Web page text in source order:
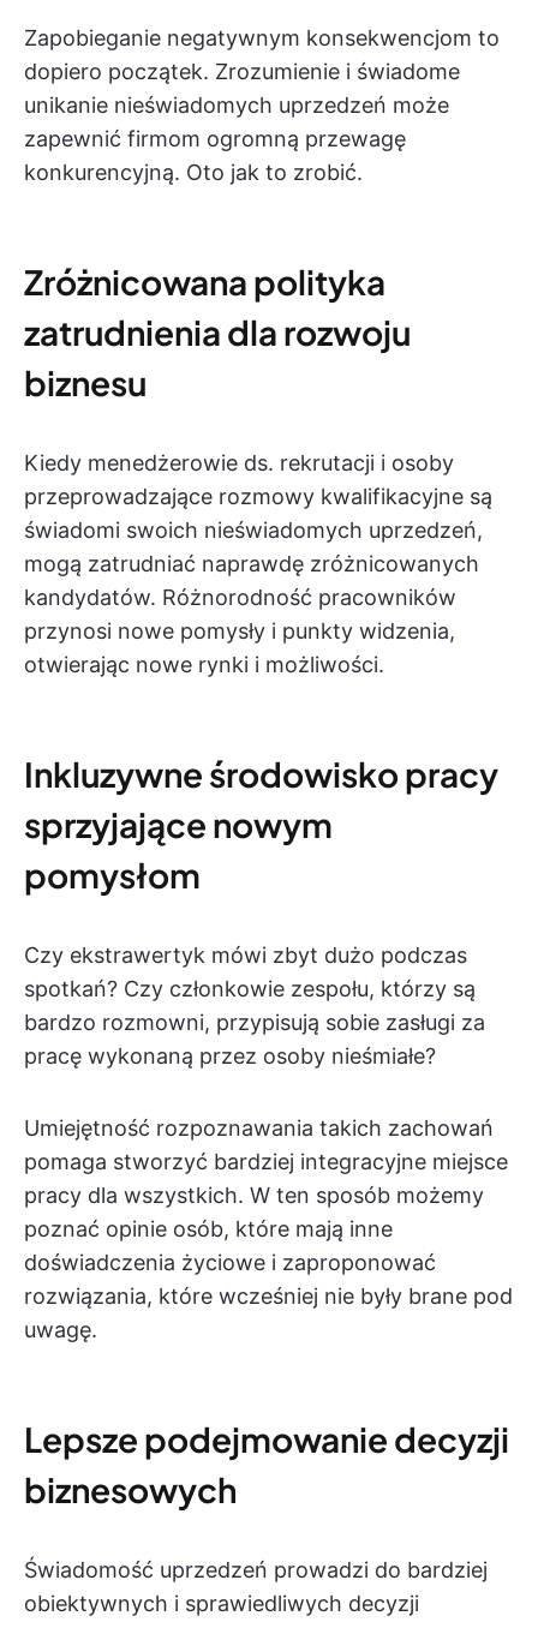
Zapobieganie negatywnym konsekwencjom to
dopiero początek. Zrozumienie i świadome
unikanie nieświadomych uprzedzeń może
zapewnić firmom ogromną przewagę
konkurencyjną. Oto jak to zrobić.
Zróżnicowana polityka
zatrudnienia dla rozwoju
biznesu
Kiedy menedżerowie ds. rekrutacji i osoby
przeprowadzające rozmowy kwalifikacyjne są
świadomi swoich nieświadomych uprzedzeń,
mogą zatrudniać naprawdę zróżnicowanych
kandydatów. Różnorodność pracowników
przynosi nowe pomysły i punkty widzenia,
otwierając nowe rynki i możliwości.
Inkluzywne środowisko pracy
sprzyjające nowym
pomysłom
Czy ekstrawertyk mówi zbyt dużo podczas
spotkań? Czy członkowie zespołu, którzy są
bardzo rozmowni, przypisują sobie zasługi za
pracę wykonaną przez osoby nieśmiałe?
Umiejętność rozpoznawania takich zachowań
pomaga stworzyć bardziej integracyjne miejsce
pracy dla wszystkich. W ten sposób możemy
poznać opinie osób, które mają inne
doświadczenia życiowe i zaproponować
rozwiązania, które wcześniej nie były brane pod
uwagę.
Lepsze podejmowanie decyzji
biznesowych
Świadomość uprzedzeń prowadzi do bardziej
obiektywnych i sprawiedliwych decyzji